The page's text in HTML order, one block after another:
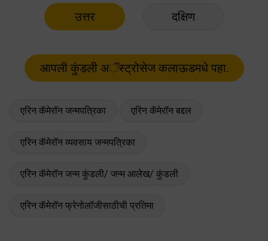
उत्तर दक्षिण
एरिन कॅमेरॉन जन्मपत्रिका एरिन कॅमेरॉन बद्दल
एरिन कॅमेरॉन व्यवसाय जन्मपत्रिका
एरिन कॅमेरॉन जन्म कुंडली/ जन्म आलेख/ कुंडली
एरिन कॅमेरॉन फ्रेनोलॉजीसाठीची प्रतिमा